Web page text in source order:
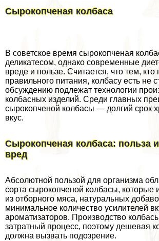
Сырокопченая колбаса
В советское время сырокопченая
деликатесом, однако современные
вреде и пользе. Считается, что тем,
правильного питания, колбасу есть не
обсуждению подлежат технологии
колбасных изделий. Среди главных
сырокопченой колбасы — долгий срок
вкус.
Сырокопченая колбаса: польза
вред
Абсолютной пользой для организма
сорта сырокопченой колбасы, которые
из отборного мяса, натуральных
минимальное количество усилителей
ароматизаторов. Производство
затратный процесс, поэтому дешевая
должна вызвать подозрение.